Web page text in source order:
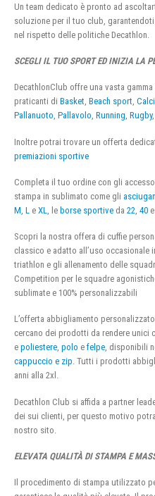
Un team dedicato è pronto ad
soluzione per il tuo club,
nel rispetto delle politiche Decathlon.
SCEGLI IL TUO SPORT ED INIZIA LA
DecathlonClub offre una vasta
praticanti di Basket, Beach sport,
Pallanuoto, Pallavolo, Running, Rugby,
Inoltre potrai trovare un offerta
premiazioni sportive
Completa il tuo ordine con gli
stampa in sublimato come gli
M L e XL , le borse sportive da 22 40 e
Scopri la nostra offera di cuffie
classico e adatto all’uso occasionale
triathlon e gli allenamento delle
Competition per le squadre
sublimate e 100% personalizzabili
L’offerta abbigliamento
cercano dei prodotti da rendere
e poliestere, polo e felpe, disponibili
cappuccio e zip. Tutti i prodotti
anni alla 2xl.
Decathlon Club si affida a partner
dei sui clienti, per questo motivo
nostro sito.
ELEVATA QUALITÀ DI STAMPA E
Il procedimento di stampa utilizzato